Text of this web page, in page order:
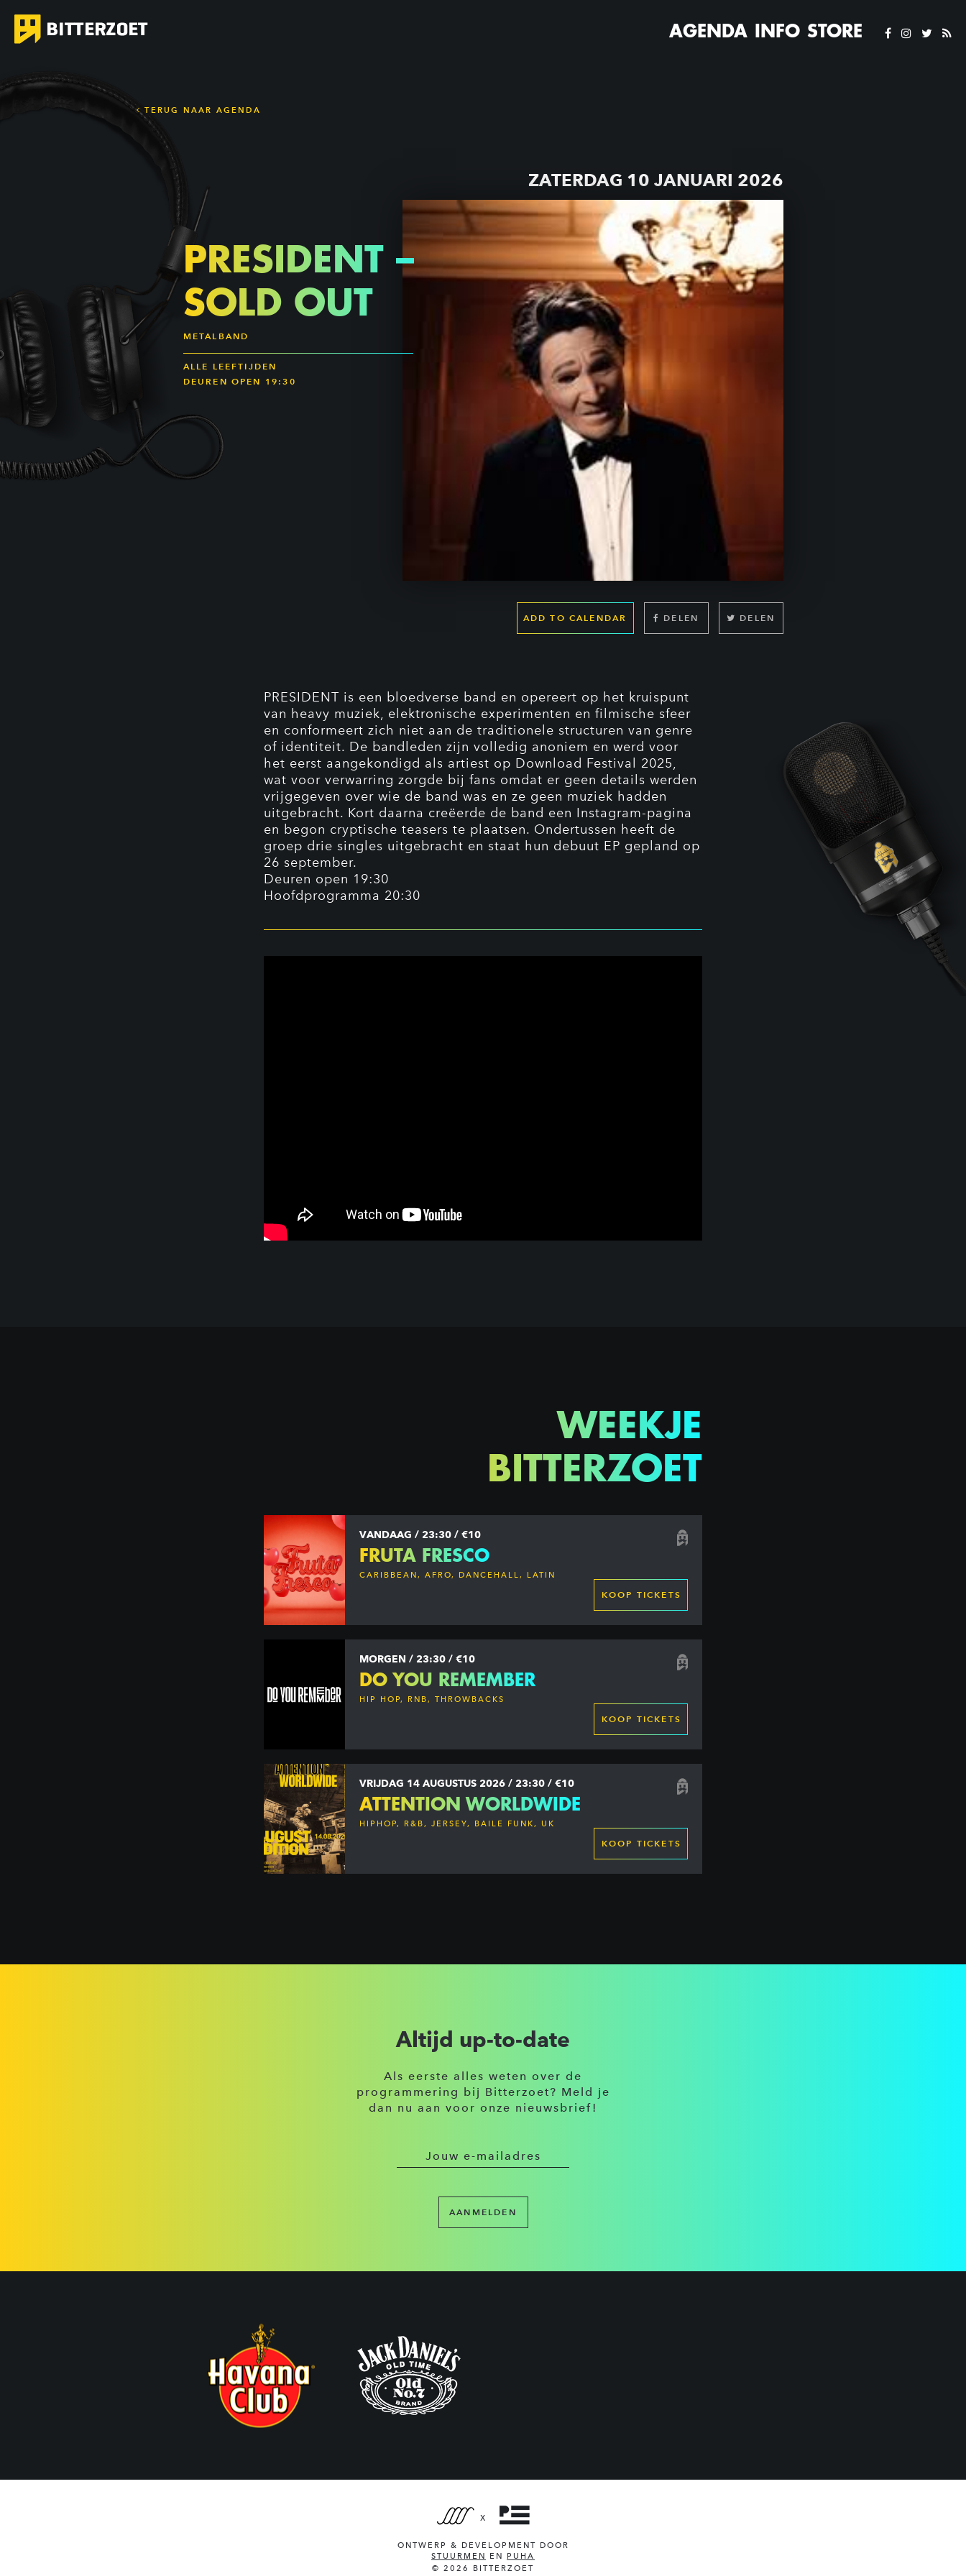
AGENDA INFO STORE
TERUG NAAR AGENDA
ZATERDAG 10 JANUARI 2026
ADD TO CALENDAR DELEN DELEN
PRESIDENT –
SOLD OUT
METALBAND
ALLE LEEFTIJDEN
DEUREN OPEN 19:30
PRESIDENT is een bloedverse band en opereert op het kruispunt
van heavy muziek, elektronische experimenten en filmische sfeer
en conformeert zich niet aan de traditionele structuren van genre
of identiteit. De bandleden zijn volledig anoniem en werd voor
het eerst aangekondigd als artiest op Download Festival 2025,
wat voor verwarring zorgde bij fans omdat er geen details werden
vrijgegeven over wie de band was en ze geen muziek hadden
uitgebracht. Kort daarna creëerde de band een Instagram-pagina
en begon cryptische teasers te plaatsen. Ondertussen heeft de
groep drie singles uitgebracht en staat hun debuut EP gepland op
26 september.
Deuren open 19:30
Hoofdprogramma 20:30
WEEKJE
BITTERZOET
VANDAAG / 23:30 / €10
FRUTA FRESCO
CARIBBEAN, AFRO, DANCEHALL, LATIN
KOOP TICKETS
MORGEN / 23:30 / €10
DO YOU REMEMBER
HIP HOP, RNB, THROWBACKS
KOOP TICKETS
VRIJDAG 14 AUGUSTUS 2026 / 23:30 / €10
ATTENTION WORLDWIDE
HIPHOP, R&B, JERSEY, BAILE FUNK, UK
KOOP TICKETS
Altijd up-to-date
Als eerste alles weten over de
programmering bij Bitterzoet? Meld je
dan nu aan voor onze nieuwsbrief!
AANMELDEN
X
ONTWERP & DEVELOPMENT DOOR
STUURMEN
EN
PUHA
© 2026 BITTERZOET